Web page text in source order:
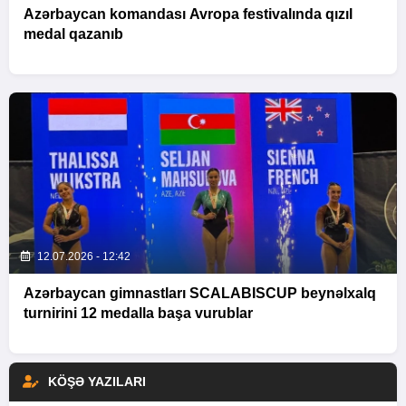
Azərbaycan komandası Avropa festivalında qızıl
medal qazanıb
12.07.2026 - 12:42
Azərbaycan gimnastları SCALABISCUP beynəlxalq
turnirini 12 medalla başa vurublar
KÖŞƏ YAZILARI